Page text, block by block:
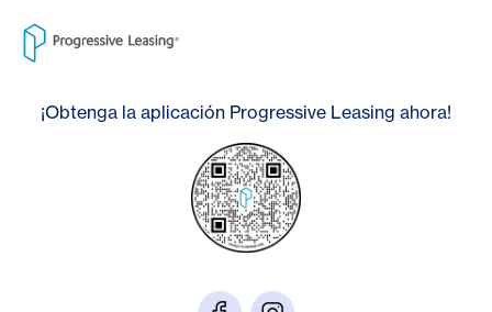
¡Obtenga la aplicación Progressive Leasing ahora!